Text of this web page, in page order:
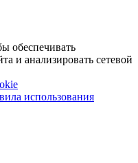
обеспечивать
и анализировать сетевой
использования